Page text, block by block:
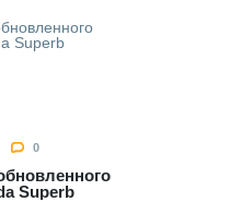
0
Superb